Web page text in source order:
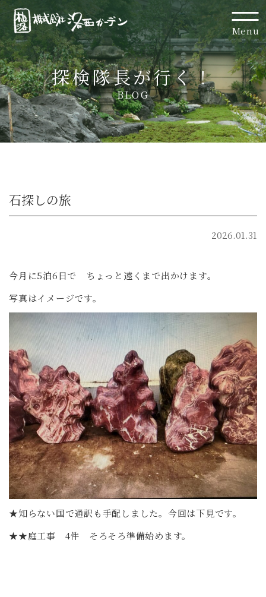
Menu
探検隊長が行く！
BLOG
石探しの旅
2026.01.31
今月に5泊6日で ちょっと遠くまで出かけます。
写真はイメージです。
★知らない国で通訳も手配しました。今回は下見です。
★★庭工事 4件 そろそろ準備始めます。